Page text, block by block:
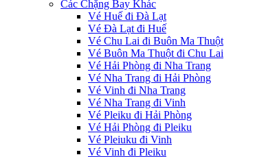
Các Chặng Bay Khác
Vé Huế đi Đà Lạt
Vé Đà Lạt đi Huế
Vé Chu Lai đi Buôn Ma Thuột
Vé Buôn Ma Thuột đi Chu Lai
Vé Hải Phòng đi Nha Trang
Vé Nha Trang đi Hải Phòng
Vé Vinh đi Nha Trang
Vé Nha Trang đi Vinh
Vé Pleiku đi Hải Phòng
Vé Hải Phòng đi Pleiku
Vé Pleiuku đi Vinh
Vé Vinh đi Pleiku